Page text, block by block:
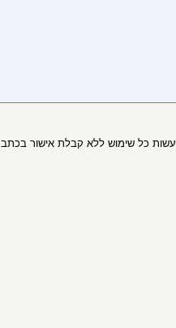
לעשות כל שימוש ללא קבלת אישור בכתב